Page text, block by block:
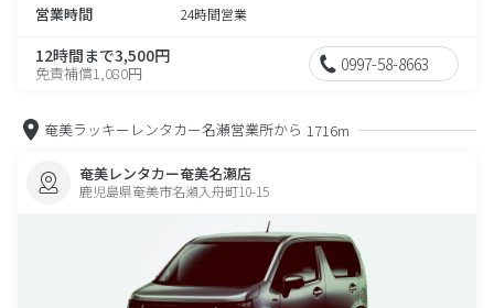
営業時間 24時間営業
12時間まで3,500円
免責補償1,080円 0997-58-8663
奄美ラッキーレンタカー名瀬営業所から 1716m
奄美レンタカー奄美名瀬店
鹿児島県奄美市名瀬入舟町10-15